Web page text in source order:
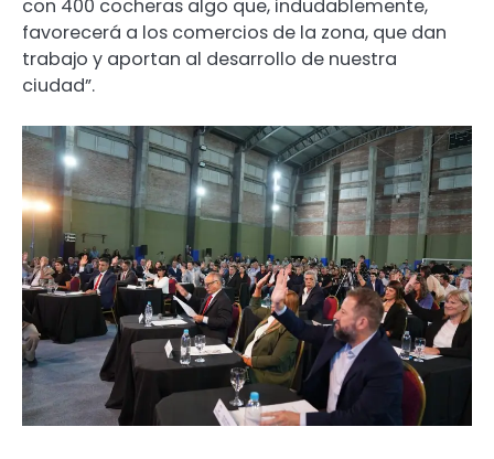
con 400 cocheras algo que, indudablemente,
favorecerá a los comercios de la zona, que dan
trabajo y aportan al desarrollo de nuestra
ciudad”.